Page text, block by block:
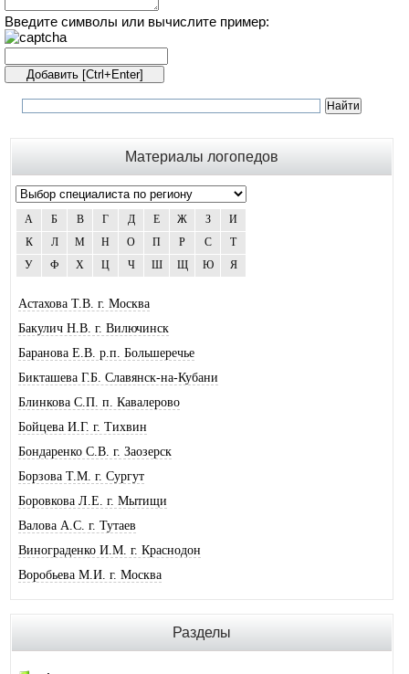
Введите символы или вычислите пример:
Материалы логопедов
А Б В Г Д Е Ж З
И
К
Л М Н О П Р С
Т
У
Ф Х Ц Ч Ш Щ Ю Я
Астахова Т.В. г. Москва
Бакулич Н.В. г. Вилючинск
Баранова Е.В. р.п. Большеречье
Бикташева Г.Б. Славянск-на-Кубани
Блинкова С.П. п. Кавалерово
Бойцева И.Г. г. Тихвин
Бондаренко С.В. г. Заозерск
Борзова Т.М. г. Сургут
Боровкова Л.Е. г. Мытищи
Валова А.С. г. Тутаев
Винограденко И.М. г. Краснодон
Воробьева М.И. г. Москва
Гандрабура Н.В. г. Кишинев
Гвоздева Е.А. г. Москва
Разделы